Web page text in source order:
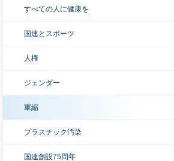
すべての人に健康を
国連とスポーツ
人権
ジェンダー
軍縮
プラスチック汚染
国連創設75周年